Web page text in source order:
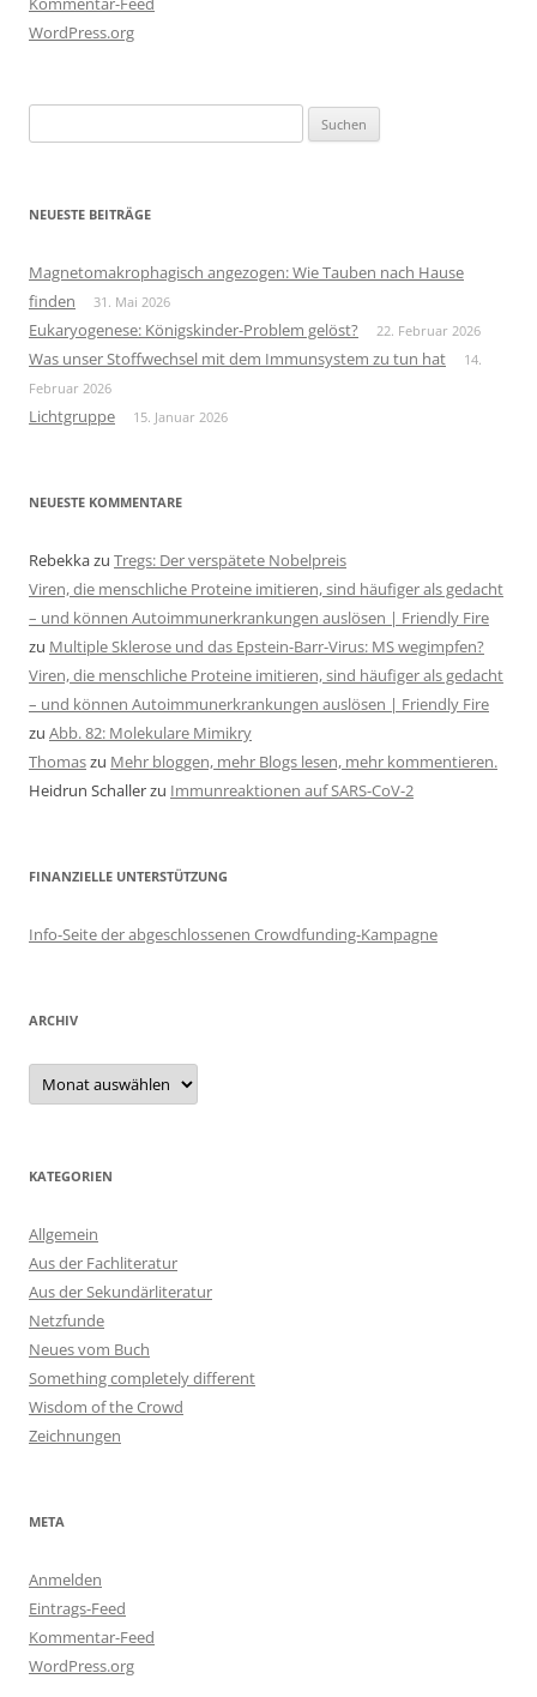
WordPress.org
nach:
NEUESTE BEITRÄGE
Magnetomakrophagisch angezogen: Wie Tauben nach Hause
finden
31. Mai 2026
Eukaryogenese: Königskinder-Problem gelöst? 22. Februar 2026
Was unser Stoffwechsel mit dem Immunsystem zu tun hat
14.
Februar 2026
Lichtgruppe 15. Januar 2026
NEUESTE KOMMENTARE
Rebekkazu Tregs: Der verspätete Nobelpreis
Viren, die menschliche Proteine imitieren, sind häufiger als gedacht
– und können Autoimmunerkrankungen auslösen | Friendly Fire
zu Multiple Sklerose und das Epstein-Barr-Virus: MS wegimpfen?
Viren, die menschliche Proteine imitieren, sind häufiger als gedacht
– und können Autoimmunerkrankungen auslösen | Friendly Fire
zu Abb. 82: Molekulare Mimikry
Thomaszu Mehr bloggen, mehr Blogs lesen, mehr kommentieren.
Heidrun Schallerzu Immunreaktionen auf SARS-CoV-2
FINANZIELLE UNTERSTÜTZUNG
Info-Seite der abgeschlossenen Crowdfunding-Kampagne
ARCHIV
Archiv
KATEGORIEN
Allgemein
Aus der Fachliteratur
Aus der Sekundärliteratur
Netzfunde
Neues vom Buch
Something completely different
Wisdom of the Crowd
Zeichnungen
META
Anmelden
Eintrags-Feed
Kommentar-Feed
WordPress.org